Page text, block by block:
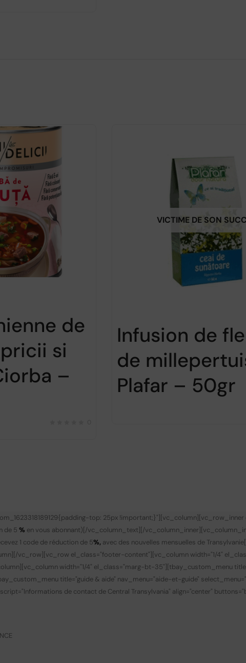
de
si
–
VICTIME DE SON
Infusion de
de
Plafar – 50gr
top: 25px
de 5 % en vous abonnant) [/vc_column_text][/
1 code de réduction de 5%, avec des nouvelles mensuelles de Transylvanie
vc_row][vc_row el_class="footer-content"][vc_column width="1/4"
width="1/4" el_class="marg-bt-35"][tbay_custom_menu
title="guide & aide" nav_menu="aide-et-guide"
de contact de Central Transylvania" align="center"